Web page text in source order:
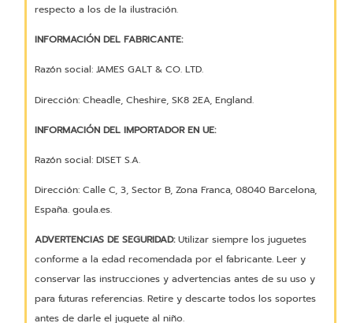
respecto a los de la ilustración.
INFORMACIÓN DEL FABRICANTE:
Razón social: JAMES GALT & CO. LTD.
Dirección: Cheadle, Cheshire, SK8 2EA, England.
INFORMACIÓN DEL IMPORTADOR EN UE:
Razón social: DISET S.A.
Dirección: Calle C, 3, Sector B, Zona Franca, 08040 Barcelona,
España. goula.es.
ADVERTENCIAS DE SEGURIDAD:Utilizar siempre los juguetes
conforme a la edad recomendada por el fabricante. Leer y
conservar las instrucciones y advertencias antes de su uso y
para futuras referencias. Retire y descarte todos los soportes
antes de darle el juguete al niño.